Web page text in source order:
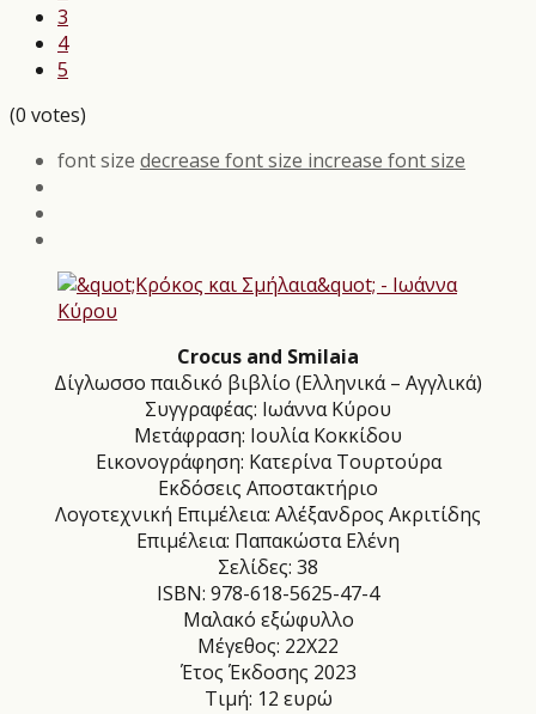
3
4
5
(0 votes)
font size decrease font size increase font size
Crocus and Smilaia
Δίγλωσσο παιδικό βιβλίο (Ελληνικά – Αγγλικά)
Συγγραφέας: Ιωάννα Κύρου
Μετάφραση: Ιουλία Κοκκίδου
Εικονογράφηση: Κατερίνα Τουρτούρα
Εκδόσεις Αποστακτήριο
Λογοτεχνική Επιμέλεια: Αλέξανδρος Ακριτίδης
Επιμέλεια: Παπακώστα Ελένη
Σελίδες: 38
ISBN: 978-618-5625-47-4
Μαλακό εξώφυλλο
Μέγεθος: 22Χ22
Έτος Έκδοσης 2023
Τιμή: 12 ευρώ